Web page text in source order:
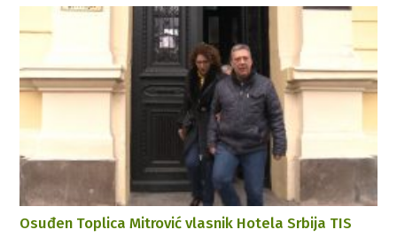
Osuđen Toplica Mitrović vlasnik Hotela Srbija TIS